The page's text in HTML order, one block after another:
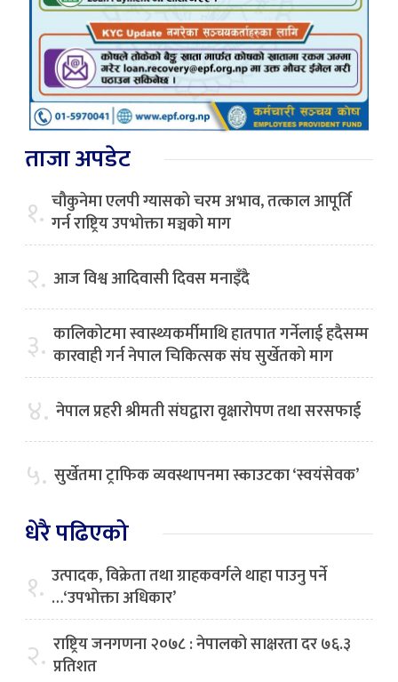
ताजा अपडेट
१. चौकुनेमा एलपी ग्यासको चरम अभाव, तत्काल आपूर्ति
गर्न राष्ट्रिय उपभोक्ता मञ्चको माग
२. आज विश्व आदिवासी दिवस मनाइँदै
३. कालिकोटमा स्वास्थ्यकर्मीमाथि हातपात गर्नेलाई हदैसम्म
कारवाही गर्न नेपाल चिकित्सक संघ सुर्खेतको माग
४. नेपाल प्रहरी श्रीमती संघद्वारा वृक्षारोपण तथा सरसफाई
५. सुर्खेतमा ट्राफिक व्यवस्थापनमा स्काउटका ‘स्वयंसेवक’
धेरै पढिएको
१. उत्पादक, विक्रेता तथा ग्राहकवर्गले थाहा पाउनु पर्ने
…‘उपभोक्ता अधिकार’
२. राष्ट्रिय जनगणना २०७८ : नेपालको साक्षरता दर ७६.३
प्रतिशत